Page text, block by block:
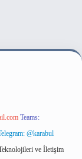
Teams:
@karabul
ve İletişim